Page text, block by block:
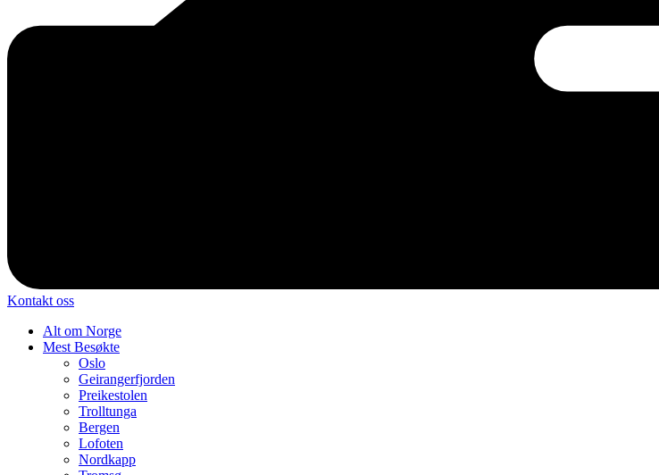
Kontakt oss
Alt om Norge
Mest Besøkte
Oslo
Geirangerfjorden
Preikestolen
Trolltunga
Bergen
Lofoten
Nordkapp